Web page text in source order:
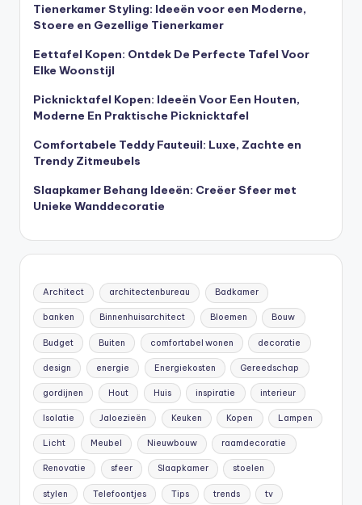
Tienerkamer Styling: Ideeën voor een Moderne,
Stoere en Gezellige Tienerkamer
Eettafel Kopen: Ontdek De Perfecte Tafel Voor
Elke Woonstijl
Picknicktafel Kopen: Ideeën Voor Een Houten,
Moderne En Praktische Picknicktafel
Comfortabele Teddy Fauteuil: Luxe, Zachte en
Trendy Zitmeubels
Slaapkamer Behang Ideeën: Creëer Sfeer met
Unieke Wanddecoratie
Architect architectenbureau Badkamer
banken Binnenhuisarchitect Bloemen Bouw
Budget Buiten comfortabel wonen decoratie
design energie Energiekosten Gereedschap
gordijnen Hout Huis inspiratie interieur
Isolatie Jaloezieën Keuken Kopen Lampen
Licht Meubel Nieuwbouw raamdecoratie
Renovatie sfeer Slaapkamer stoelen
stylen Telefoontjes Tips trends tv